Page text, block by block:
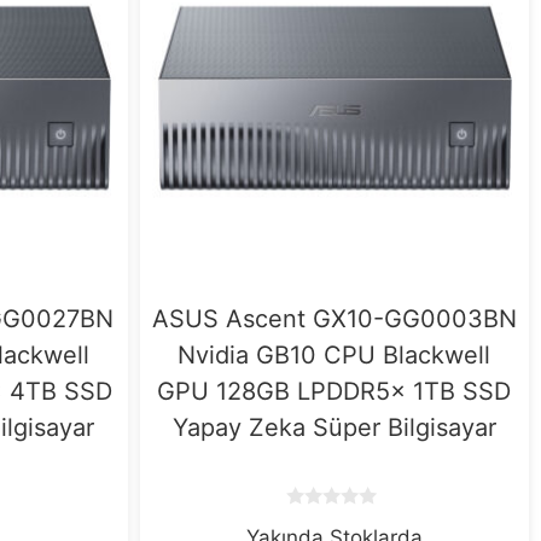
4TB SSD
ASUS Ascent GX10-GG0003BN
Nvidia GB10 CPU Blackwell
GPU 128GB LPDDR5x 1TB SSD
Yapay Zeka Süper Bilgisayar